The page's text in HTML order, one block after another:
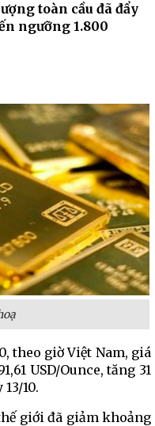
toàn cầu đã đẩy
ngưỡng 1.800
theo giờ Việt Nam, giá
USD/Ounce, tăng 31
10.
giới đã giảm khoảng